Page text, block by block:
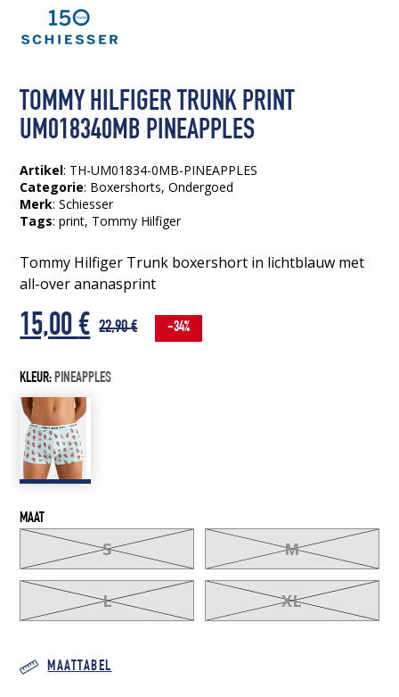
TOMMY HILFIGER TRUNK PRINT
UM018340MB PINEAPPLES
Artikel: TH-UM01834-0MB-PINEAPPLES
Categorie: Boxershorts,Ondergoed
Merk: Schiesser
Tags:print, Tommy Hilfiger
Tommy Hilfiger Trunk boxershort in lichtblauw met
all-over ananasprint
22,90€
Oorspronkelijke
prijs
was:
22,90 €.
15,00€
Huidige
prijs
is:
15,00 €.
-34%
KLEUR:PINEAPPLES
MAAT
S M
L XL
MAATTABEL